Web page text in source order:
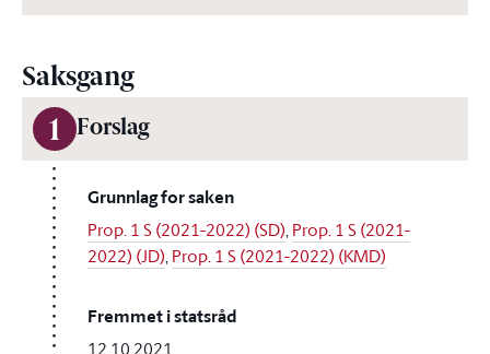
Saksgang
1 Forslag
Grunnlag for saken
Prop. 1 S (2021-2022) (SD),Prop. 1 S (2021-
2022) (JD),Prop. 1 S (2021-2022) (KMD)
Fremmet i statsråd
12.10.2021